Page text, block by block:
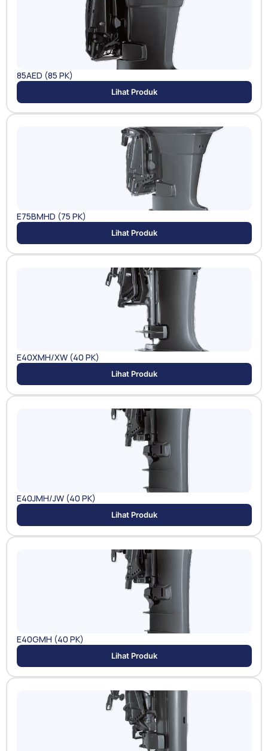
85AED (85 PK)
Lihat Produk
E75BMHD (75 PK)
Lihat Produk
E40XMH/XW (40 PK)
Lihat Produk
E40JMH/JW (40 PK)
Lihat Produk
E40GMH (40 PK)
Lihat Produk